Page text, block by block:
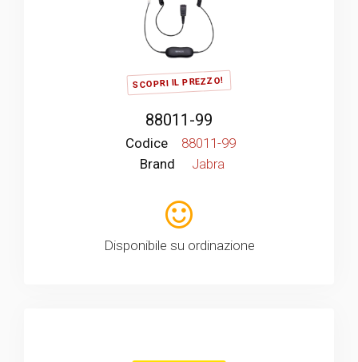
SCOPRI IL PREZZO!
88011-99
Codice
88011-99
Brand
Jabra
Disponibile su ordinazione